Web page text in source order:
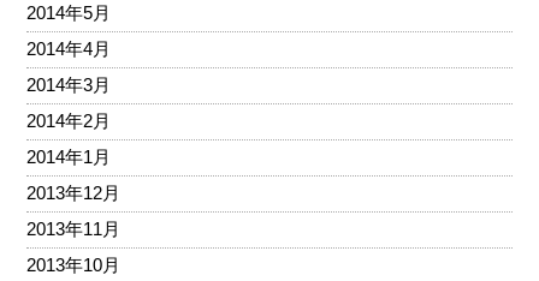
2014年5月
2014年4月
2014年3月
2014年2月
2014年1月
2013年12月
2013年11月
2013年10月